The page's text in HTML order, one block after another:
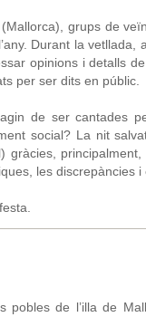
grups de
Durant la
opinions i detalls
per ser dits en públic.
de ser cantades
social? La nit
gràcies,
les discrepàncies i
pobles de l’illa de